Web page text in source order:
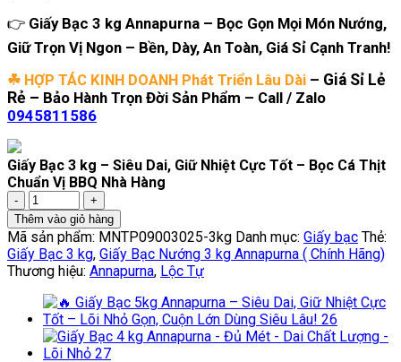
👉 Giấy Bạc 3 kg Annapurna – Bọc Gọn Mọi Món Nướng,
Giữ Trọn Vị Ngon – Bền, Dày, An Toàn, Giá Sỉ Cạnh Tranh!
☘ HỢP TÁC KINH DOANH Phát Triển Lâu Dài – Giá Sỉ Lẻ
Rẻ – Bảo Hành Trọn Đời Sản Phẩm – Call / Zalo
0945811586
Giấy Bạc 3 kg – Siêu Dai, Giữ Nhiệt Cực Tốt – Bọc Cá Thịt
Chuẩn Vị BBQ Nhà Hàng
Giấy
Bạc
3
kg
–
Siêu
Dai,
Giữ
Nhiệt
Cực
Thêm vào giỏ hàng
Mã sản phẩm: MNTP09003025-3kg Danh mục: Giấy bạc Thẻ:
Giấy Bạc 3 kg, Giấy Bạc Nướng 3 kg Annapurna ( Chính Hãng)
Thương hiệu: Annapurna, Lộc Tự